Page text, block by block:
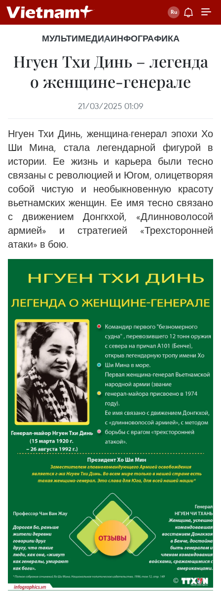
МУЛЬТИМЕДИАИНФОГРАФИКА
Нгуен Тхи Динь – легенда
о женщине-генерале
21/03/2025 01:09
Нгуен Тхи Динь, женщина-генерал эпохи Хо
Ши Мина, стала легендарной фигурой в
истории. Ее жизнь и карьера были тесно
связаны с революцией и Югом, олицетворяя
собой чистую и необыкновенную красоту
вьетнамских женщин. Ее имя тесно связано
с движением Донгкхой, «Длинноволосой
армией» и стратегией «Трехсторонней
атаки» в бою.